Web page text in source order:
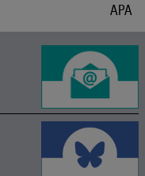
APA